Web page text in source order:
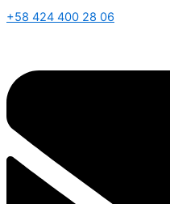
+58 424 400 28 06